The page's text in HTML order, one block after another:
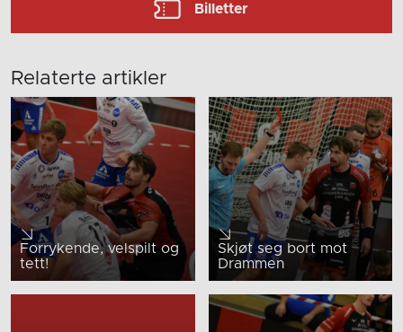
Billetter
Relaterte artikler
Forrykende, velspilt og
tett!
Skjøt seg bort mot
Drammen